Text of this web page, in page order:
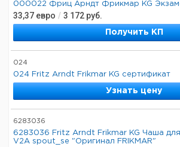
000022 Фриц Арндт Фрикмар KG
33,37 евро / 3 172 руб.
Получить КП
024
024 Fritz Arndt Frikmar KG сертификат
Узнать цену
6283036
6283036 Fritz Arndt Frikmar KG Чаша
V2A spout_se "Оригинал FRIKMAR"